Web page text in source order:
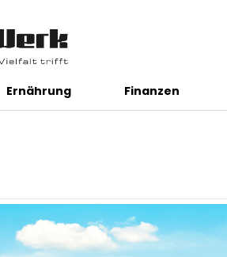
Ernährung Finanzen